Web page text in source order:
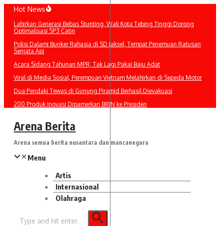
Lewati
konten
Hot News
Lahirkan Generasi Bebas Stunting, Wali Kota Tebing Tinggi Dorong
Optimalisasi SP3 Catin
Polisi Dalami Bunker Rahasia di SD Jaksel, Tempat Penemuan Ratusan
Senjata Api
Acara Sidang Tahunan MPR, Tak Lagi Pakai Baju Adat
Viral di Media Sosial, Perempuan Vietnam Melahirkan di Sepeda Motor
Dua Pendaki Tewas di Gunung Piramid Berhasil Dievakuasi
200 Produk Inovasi Dipamerkan BRIN ke Presiden
Arena Berita
Arena semua berita nusantara dan mancanegara
Menu
Artis
Internasional
Olahraga